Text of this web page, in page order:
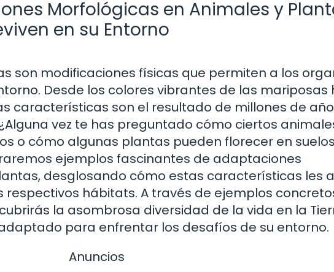
Morfológicas en Animales y
en su Entorno
son modificaciones físicas que permiten a los
Desde los colores vibrantes de las mariposas
características son el resultado de millones de
vez te has preguntado cómo ciertos
o cómo algunas plantas pueden florecer en suelos
ejemplos fascinantes de adaptaciones
desglosando cómo estas características les
respectivos hábitats. A través de ejemplos
la asombrosa diversidad de la vida en la
para enfrentar los desafíos de su entorno.
Anuncios